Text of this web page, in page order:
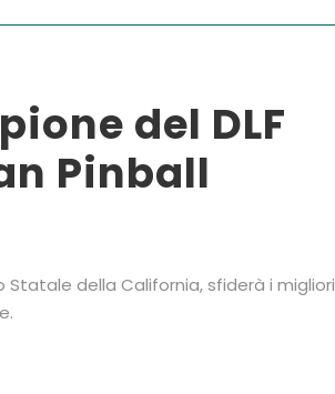
del DLF
Pinball
della California, sfiderà i migliori